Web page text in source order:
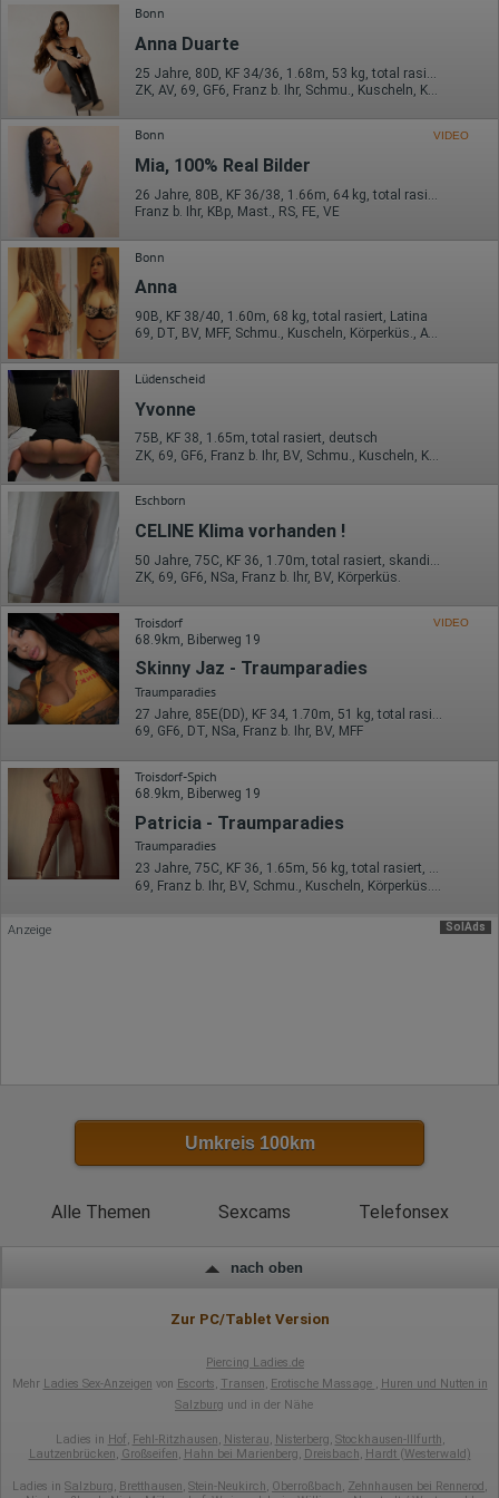
verarbeiteten Daten pseudonyme Nutzungsprofile der Nutzer
erstellt werden. Diese Informationen wird Google gegebenenfalls
auch an Dritte übertragen, sofern dies gesetzlich
vorgeschrieben wird oder, soweit Dritte diese Daten im Auftrag
von Google verarbeiten. Die IP-Adresse der Nutzer wird von
Google innerhalb von Mitgliedstaaten der Europäischen Union
oder in anderen Vertragsstaaten des Abkommens über den
Europäischen Wirtschaftsraum gekürzt, dies bedeutet, dass alle
Daten anonym erhoben werden. Nur in Ausnahmefällen wird die
volle IP-Adresse an einen Server von Google in den USA
übertragen und dort gekürzt. Die von dem Browser des Nutzers
übermittelte IP-Adresse wird nicht mit anderen Daten von Google
zusammengeführt.
Erhobene Informationen zum Besucherverhalten sind folgende:
Herkunft (Land und Stadt)
Sprache
Betriebssystem
Gerät (PC, Tablet-PC oder Smartphone)
Browser und alle verwendeten Add-ons
Auflösung des Computers
Besucherquelle (Facebook, Suchmaschine oder
verweisende Webseite)
Welche Dateien wurden heruntergeladen?
Welche Videos angeschaut?
Wurden Werbebanner angeklickt?
Wohin ging der Besucher? Klickte er auf weitere Seiten des
Portals oder hat er sie komplett verlassen?
Wie lange blieb der Besucher?
Ort der Verarbeitung:
Europäische Union & USA
Hotjar
Wir nutzen Hotjar als Webanalysedient. Es wird verwendet, um
Daten über das Benutzerverhalten zu sammeln. Hotjar kann
auch im Rahmen von Umfragen und Feedbackfunktionen, die
auf unserer Website eingebunden sind, von Ihnen bereitgestellte
Informationen verarbeiten.
Hotjar Limited, Malta
Erhobene Daten:
Datum und Uhrzeit des Besuchs
Gerätetyp
Geografischer Standort
Besuchte Seiten
Eindeutige Benutzerkennung
Art. 6 Abs. 1 S. 1 lit. a DSGVO
Bonn
Anna Duarte
Bonn VIDEO
Mia, 100% Real Bilder
26 Jahre, 80B, KF 36/38, 1.66m, 64 kg, total rasiert, Latina
Franz b. Ihr, KBp, Mast., RS, FE, VE
Bonn
Anna
90B, KF 38/40, 1.60m, 68 kg, total rasiert, Latina
69, DT, BV, MFF, Schmu., Kuscheln, Körperküs., AV b. Ihm
Lüdenscheid
Yvonne
75B, KF 38, 1.65m, total rasiert, deutsch
Eschborn
CELINE Klima vorhanden !
ZK, 69, GF6, NSa, Franz b. Ihr, BV, Körperküs.
Troisdorf VIDEO
68.9km, Biberweg 19
Skinny Jaz - Traumparadies
Traumparadies
27 Jahre, 85E(DD), KF 34, 1.70m, 51 kg, total rasiert, deutsch
69, GF6, DT, NSa, Franz b. Ihr, BV, MFF
Troisdorf-Spich
68.9km, Biberweg 19
Patricia - Traumparadies
Traumparadies
23 Jahre, 75C, KF 36, 1.65m, 56 kg, total rasiert, osteuropäisch
SolAds
Anzeige
Umkreis 100km
Alle Themen Sexcams Telefonsex
nach oben
Zur PC/Tablet Version
Piercing Ladies.de
Mehr Ladies Sex-Anzeigen von Escorts Transen Erotische Massage
Huren und Nutten in
Salzburg und in der Nähe
Ladies in Hof, Fehl-Ritzhausen, Nisterau, Nisterberg, Stockhausen-Illfurth,
Lautzenbrücken, Großseifen, Hahn bei Marienberg, Dreisbach, Hardt (Westerwald)
Ladies in Salzburg, Bretthausen, Stein-Neukirch, Oberroßbach, Zehnhausen bei Rennerod ,